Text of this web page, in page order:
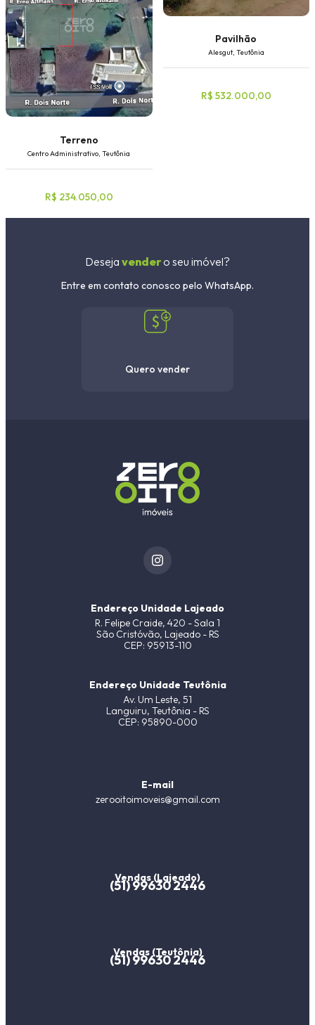
Terreno
Centro Administrativo, Teutônia
R$ 234.050,00
Pavilhão
Alesgut, Teutônia
R$ 532.000,00
Deseja vendero seu imóvel?
Entre em contato conosco pelo WhatsApp.
Quero vender
Endereço Unidade Lajeado
R. Felipe Craide, 420 - Sala 1
São Cristóvão, Lajeado - RS
CEP: 95913-110
Endereço Unidade Teutônia
Av. Um Leste, 51
Languiru, Teutônia - RS
CEP: 95890-000
E-mail
zerooitoimoveis@gmail.com
Vendas (Lajeado)
(51) 99630 2446
Vendas (Teutônia)
(51) 99630 2446